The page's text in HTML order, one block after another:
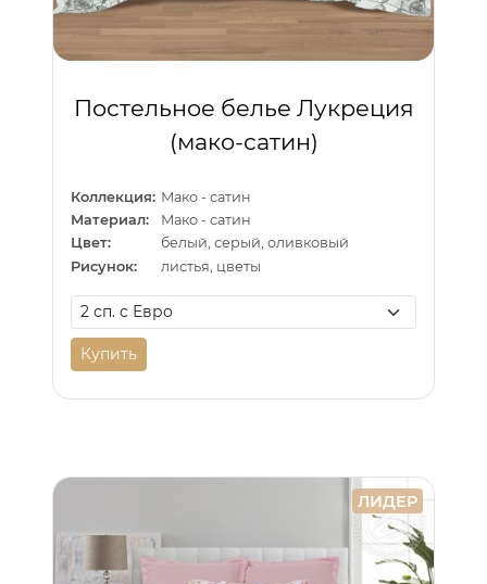
Постельное белье Лукреция
(мако-сатин)
Коллекция: Мако - сатин
Материал:
Мако - сатин
Цвет:
белый, серый, оливковый
Рисунок:
листья, цветы
Купить
ЛИДЕР